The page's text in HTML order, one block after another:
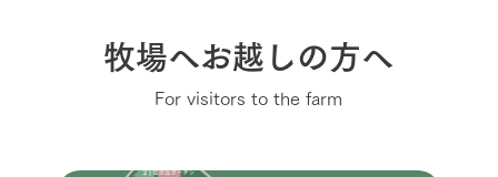
牧場へお越しの方へ
For visitors to the farm